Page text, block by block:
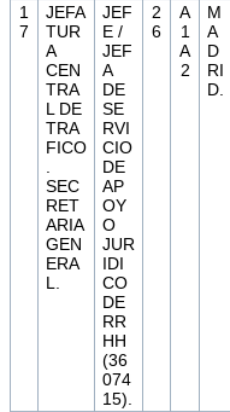
1
7
JEFA
TUR
A
CEN
TRA
L DE
TRA
FICO
SEC
RET
ARIA
GEN
ERA
L.
JEF
E /
JEF
A
DE
SE
RVI
CIO
DE
AP
OY
O
JUR
IDI
CO
DE
RR
HH
(36
074
15).
2
6
A
1
A
2
M
A
D
RI
D.